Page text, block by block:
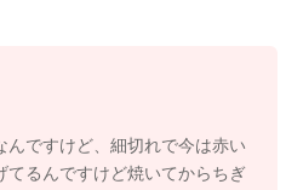
し、多くの量を与えない場合
ですけど、細切れで今は赤い
てるんですけど焼いてからちぎ